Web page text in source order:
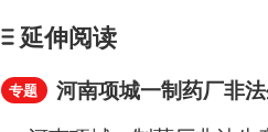
延伸阅读
专题
河南项城一制药厂非